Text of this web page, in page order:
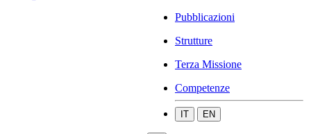
Pubblicazioni
Strutture
Terza Missione
Competenze
IT EN